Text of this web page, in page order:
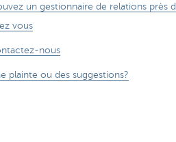
un gestionnaire de relations près
vous
nous
plainte ou des suggestions?